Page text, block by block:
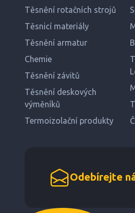
Těsnění rotačních strojů
Těsnicí materiály
Těsnění armatur
Chemie
Těsnění závitů
Těsnění deskových
výměníků
Termoizolační produkty
Odebírejte